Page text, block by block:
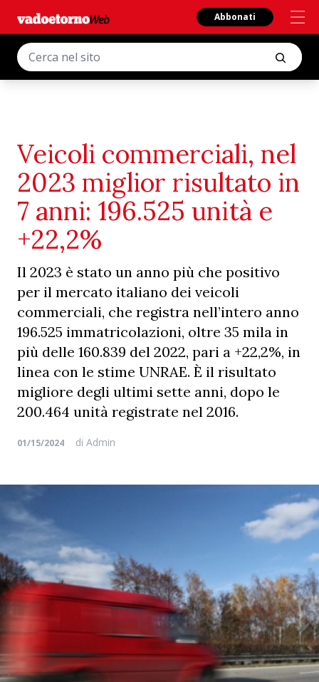
Abbonati
Veicoli commerciali, nel
2023 miglior risultato in
7 anni: 196.525 unità e
+22,2%
Il 2023 è stato un anno più che positivo
per il mercato italiano dei veicoli
commerciali, che registra nell’intero anno
196.525 immatricolazioni, oltre 35 mila in
più delle 160.839 del 2022, pari a +22,2%, in
linea con le stime UNRAE. È il risultato
migliore degli ultimi sette anni, dopo le
200.464 unità registrate nel 2016.
01/15/2024 di Admin